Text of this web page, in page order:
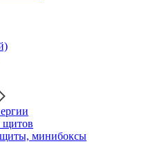
щитов
щиты, минибоксы